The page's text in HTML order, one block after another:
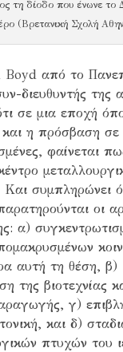
τη δίοδο που ένωνε το
(Βρετανική Σχολή
από το
διευθυντής της
σε μια εποχή
και η πρόσβαση
φαίνεται
Και συμπληρώνει
οι
α)
αυτή τη θέση, β)
της βιοτεχνίας
γ)
και δ)
πτυχών του